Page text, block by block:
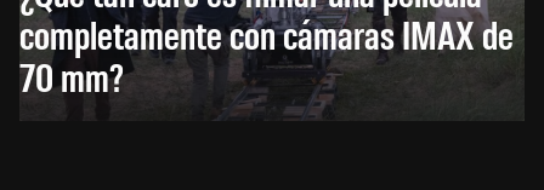
completamente con cámaras IMAX de
70 mm?